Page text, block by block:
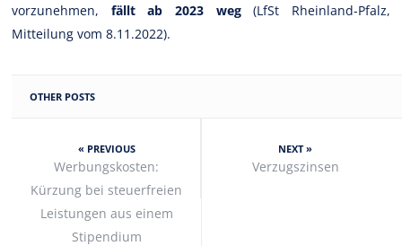
vorzunehmen, fällt ab 2023 weg(LfSt Rheinland-Pfalz,
Mitteilung vom 8.11.2022).
OTHER POSTS
« PREVIOUS
Werbungskosten:
Kürzung bei steuerfreien
Leistungen aus einem
Stipendium
NEXT »
Verzugszinsen